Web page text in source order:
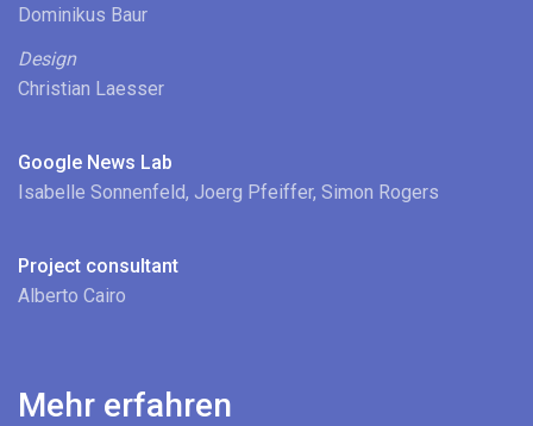
Dominikus Baur
Design
Christian Laesser
Google News Lab
Isabelle Sonnenfeld, Joerg Pfeiffer, Simon Rogers
Project consultant
Alberto Cairo
Mehr erfahren